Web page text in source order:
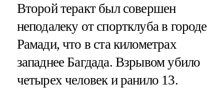
Второй теракт был совершен
неподалеку от спортклуба в городе
Рамади, что в ста километрах
западнее Багдада. Взрывом убило
четырех человек и ранило 13.